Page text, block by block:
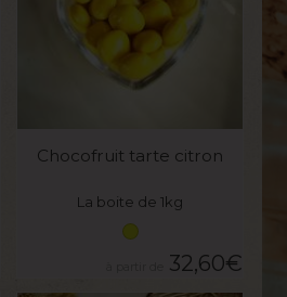
Chocofruit tarte citron
La boite de 1kg
32,60€